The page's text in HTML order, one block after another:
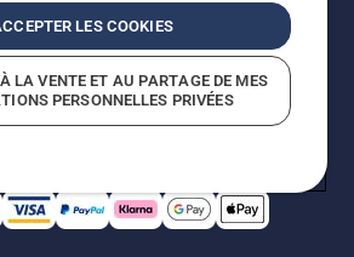
pour un achat direct.
d'utilisation Avis de confidentialité
Signalement de violations présumées
LES COOKIES
LA VENTE ET AU PARTAGE DE MES
PERSONNELLES PRIVÉES